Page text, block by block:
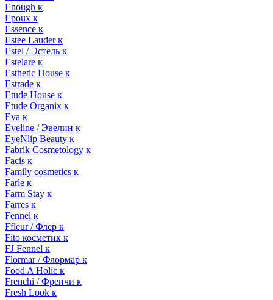
Enough к
Epoux к
Essence к
Estee Lauder к
Estel / Эстель к
Estelare к
Esthetic House к
Estrade к
Etude House к
Etude Organix к
Eva к
Eveline / Эвелин к
EyeNlip Beauty к
Fabrik Cosmetology к
Facis к
Family cosmetics к
Farle к
Farm Stay к
Farres к
Fennel к
Ffleur / Флер к
Fito косметик к
FJ Fennel к
Flormar / Флормар к
Food A Holic к
Frenchi / Френчи к
Fresh Look к